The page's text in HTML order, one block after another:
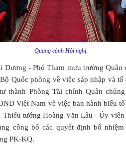
Quang cảnh Hội nghị.
- Phó Tham mưu trưởng Quân
Quốc phòng về việc sáp nhập và
thành Phòng Tài chính Quân
Việt Nam về việc ban hành biểu
tướng Hoàng Văn Lâu - Ủy
công bố các quyết định bổ
PK-KQ.